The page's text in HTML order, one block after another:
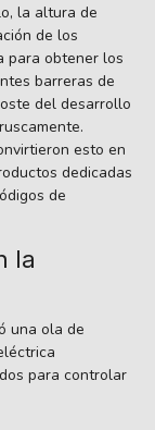
la altura de
de los
para obtener los
barreras de
del desarrollo
esto en
dedicadas
de
la
una ola de
para controlar